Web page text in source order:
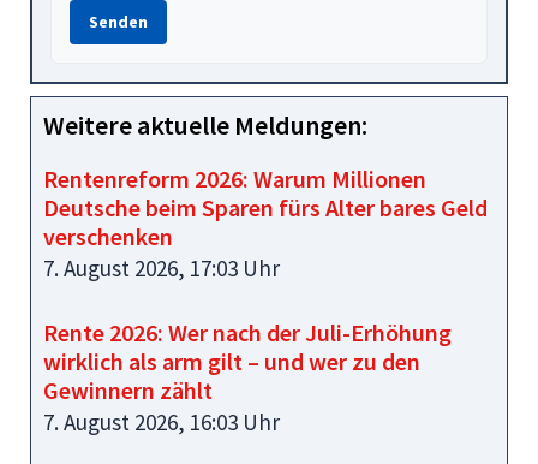
Senden
Weitere aktuelle Meldungen:
Rentenreform 2026: Warum Millionen
Deutsche beim Sparen fürs Alter bares Geld
verschenken
7. August 2026, 17:03 Uhr
Rente 2026: Wer nach der Juli-Erhöhung
wirklich als arm gilt – und wer zu den
Gewinnern zählt
7. August 2026, 16:03 Uhr